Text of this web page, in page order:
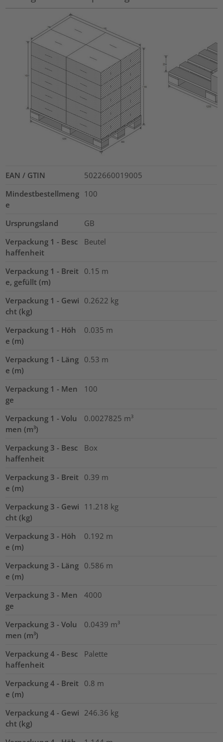
EAN / GTIN
5022660019005
Mindestbestellmeng
e
100
Ursprungsland
GB
Verpackung 1 - Besc
haffenheit
Beutel
Verpackung 1 - Breit
e, gefüllt (m)
0.15 m
Verpackung 1 - Gewi
cht (kg)
0.2622 kg
Verpackung 1 - Höh
e (m)
0.035 m
Verpackung 1 - Läng
e (m)
0.53 m
Verpackung 1 - Men
ge
100
Verpackung 1 - Volu
men (m³)
0.0027825 m³
Verpackung 3 - Besc
haffenheit
Box
Verpackung 3 - Breit
e (m)
0.39 m
Verpackung 3 - Gewi
cht (kg)
11.218 kg
Verpackung 3 - Höh
e (m)
0.192 m
Verpackung 3 - Läng
e (m)
0.586 m
Verpackung 3 - Men
ge
4000
Verpackung 3 - Volu
men (m³)
0.0439 m³
Verpackung 4 - Besc
haffenheit
Palette
Verpackung 4 - Breit
e (m)
0.8 m
Verpackung 4 - Gewi
cht (kg)
246.36 kg